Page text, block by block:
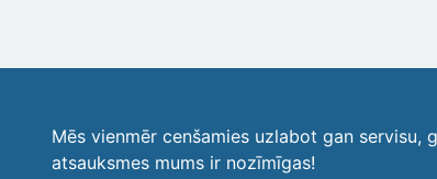
Mēs vienmēr cenšamies uzlabot gan servisu,
atsauksmes mums ir nozīmīgas!